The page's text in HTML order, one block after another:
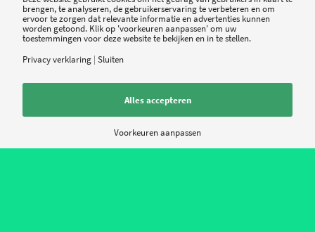
Naam*
Site
brengen, te analyseren, de gebruikerservaring te verbeteren en om
ervoor te zorgen dat relevante informatie en advertenties kunnen
worden getoond. Klik op 'voorkeuren aanpassen' om uw
toestemmingen voor deze website te bekijken en in te stellen.
Privacy verklaring | Sluiten
Alles accepteren
Voorkeuren aanpassen